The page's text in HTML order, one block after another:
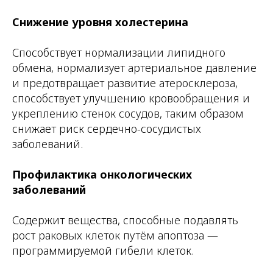
Снижение уровня холестерина
Способствует нормализации липидного
обмена, нормализует артериальное давление
и предотвращает развитие атеросклероза,
способствует улучшению кровообращения и
укреплению стенок сосудов, таким образом
снижает риск сердечно-сосудистых
заболеваний.
Профилактика онкологических
заболеваний
Содержит вещества, способные подавлять
рост раковых клеток путём апоптоза —
программируемой гибели клеток.